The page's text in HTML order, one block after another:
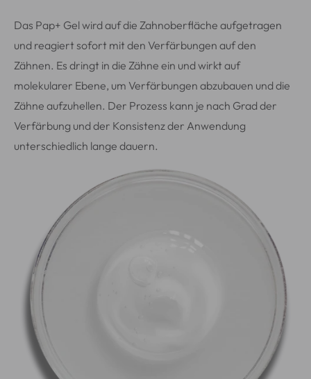
Das Pap+ Gel wird auf die Zahnoberfläche aufgetragen
und reagiert sofort mit den Verfärbungen auf den
Zähnen. Es dringt in die Zähne ein und wirkt auf
molekularer Ebene, um Verfärbungen abzubauen und die
Zähne aufzuhellen. Der Prozess kann je nach Grad der
Verfärbung und der Konsistenz der Anwendung
unterschiedlich lange dauern.